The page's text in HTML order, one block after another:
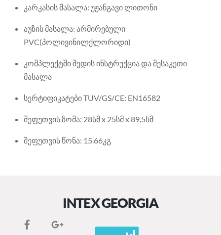
კარკასის მასალა: უჟანგავი ლითონი
აუზის მასალა: არმირებული
PVC(პოლივინილქლორიდი)
კომპლექტში შედის ინსტრუქცია და შესაკეთი
მასალა
სერტიფიკატები TUV/GS/CE: EN16582
შეფუთვის ზომა: 28სმ x 25სმ x 89,5სმ
შეფუთვის წონა: 15.66კგ
INTEX GEORGIA